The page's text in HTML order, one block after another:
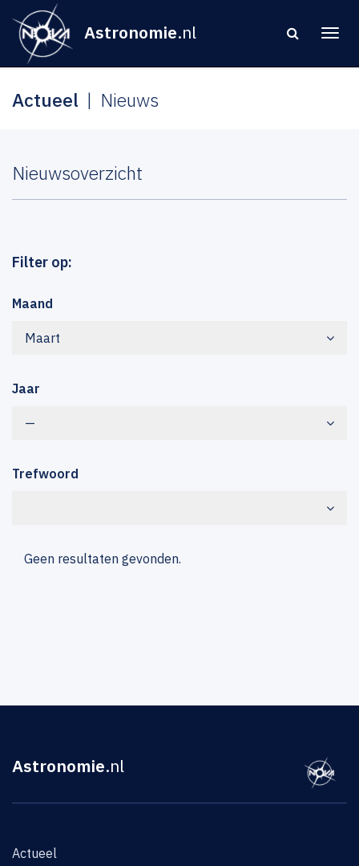
Astronomie.nl
Actueel Nieuws
Nieuwsoverzicht
Filter op:
Maand
Maart
Jaar
—
Trefwoord
Geen resultaten gevonden.
Astronomie.nl
Actueel